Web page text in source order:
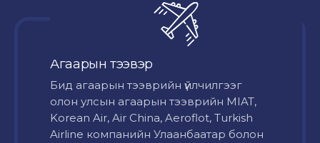
Агаарын тээвэр
Бид агаарын тээврийн үйлчилгээг
олон улсын агаарын тээврийн MIAT,
Korean Air, Air China, Aeroflot, Turkish
Airline компанийн Улаанбаатар болон